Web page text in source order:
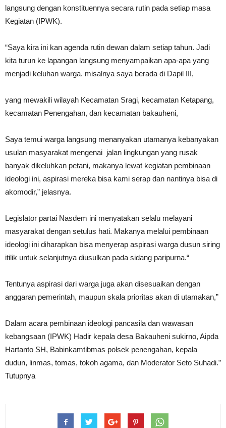
langsung dengan konstituennya secara rutin pada setiap masa
Kegiatan (IPWK).
“Saya kira ini kan agenda rutin dewan dalam setiap tahun. Jadi
kita turun ke lapangan langsung menyampaikan apa-apa yang
menjadi keluhan warga. misalnya saya berada di Dapil III,
yang mewakili wilayah Kecamatan Sragi, kecamatan Ketapang,
kecamatan Penengahan, dan kecamatan bakauheni,
Saya temui warga langsung menanyakan utamanya kebanyakan
usulan masyarakat mengenai jalan lingkungan yang rusak
banyak dikeluhkan petani, makanya lewat kegiatan pembinaan
ideologi ini, aspirasi mereka bisa kami serap dan nantinya bisa di
akomodir,” jelasnya.
Legislator partai Nasdem ini menyatakan selalu melayani
masyarakat dengan setulus hati. Makanya melalui pembinaan
ideologi ini diharapkan bisa menyerap aspirasi warga dusun siring
itilik untuk selanjutnya diusulkan pada sidang paripurna.“
Tentunya aspirasi dari warga juga akan disesuaikan dengan
anggaran pemerintah, maupun skala prioritas akan di utamakan,”
Dalam acara pembinaan ideologi pancasila dan wawasan
kebangsaan (IPWK) Hadir kepala desa Bakauheni sukirno, Aipda
Hartanto SH, Babinkamtibmas polsek penengahan, kepala
dudun, linmas, tomas, tokoh agama, dan Moderator Seto Suhadi.”
Tutupnya